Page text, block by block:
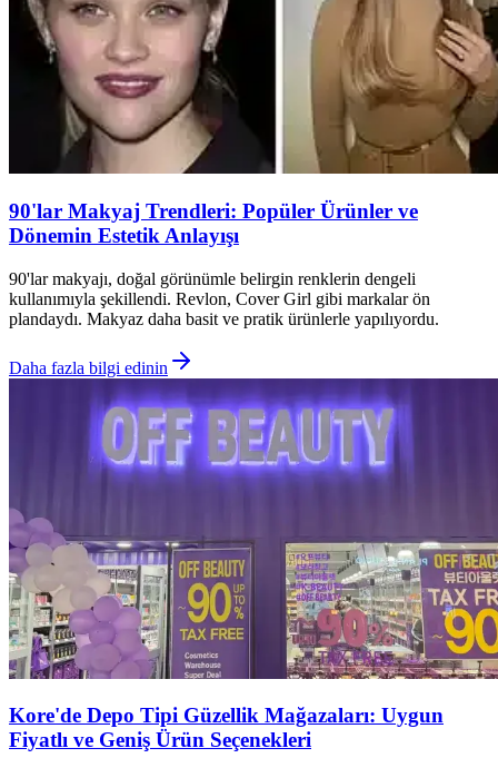
90'lar Makyaj Trendleri: Popüler Ürünler ve
Dönemin Estetik Anlayışı
90'lar makyajı, doğal görünümle belirgin renklerin dengeli
kullanımıyla şekillendi. Revlon, Cover Girl gibi markalar ön
plandaydı. Makyaz daha basit ve pratik ürünlerle yapılıyordu.
Daha fazla bilgi edinin
Kore'de Depo Tipi Güzellik Mağazaları: Uygun
Fiyatlı ve Geniş Ürün Seçenekleri